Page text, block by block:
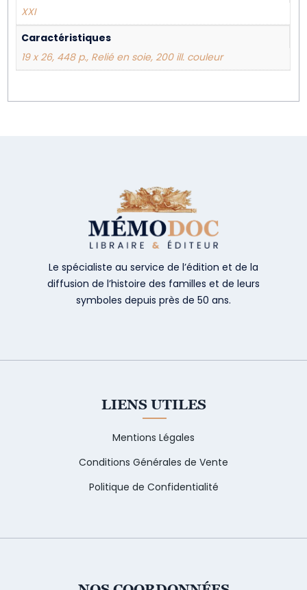
XXI
Caractéristiques
19 x 26, 448 p., Relié en soie, 200 ill. couleur
Le spécialiste au service de l’édition et de la
diffusion de l’histoire des familles et de leurs
symboles depuis près de 50 ans.
LIENS UTILES
Mentions Légales
Conditions Générales de Vente
Politique de Confidentialité